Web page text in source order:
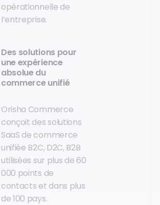
opérationnelle de
l’entreprise.
Des solutions pour
une expérience
absolue du
commerce unifié
Orisha Commerce
conçoit des solutions
SaaS de commerce
unifiée B2C, D2C, B2B
utilisées sur plus de 60
000 points de
contacts et dans plus
de 100 pays.